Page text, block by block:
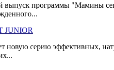
выпуск программы "Мамины
JUNIOR
новую серию эффективных,